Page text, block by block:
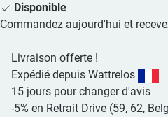
Disponible
Commandez aujourd'hui et
Livraison offerte !
Expédié depuis Wattrelos
15 jours pour changer d'avis
-5% en Retrait Drive (59, 62,